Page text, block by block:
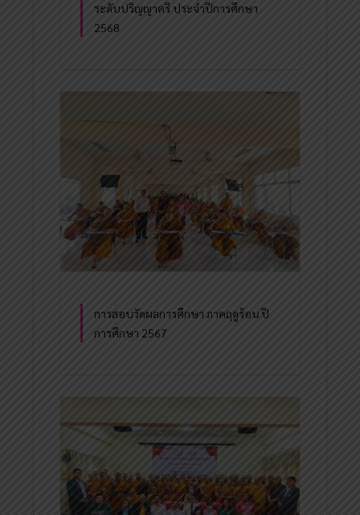
ระดับปริญญาตรี ประจำปีการศึกษา
2568
การสอบวัดผลการศึกษา ภาคฤดูร้อน ปี
การศึกษา 2567